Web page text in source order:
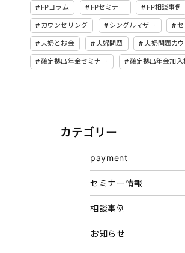
FPコラム FPセミナー FP相談事例
カウンセリング シングルマザー
夫婦とお金 夫婦問題 夫婦問題カ
確定拠出年金セミナー 確定拠出年金加入
カテゴリー
payment
セミナー情報
相談事例
お知らせ